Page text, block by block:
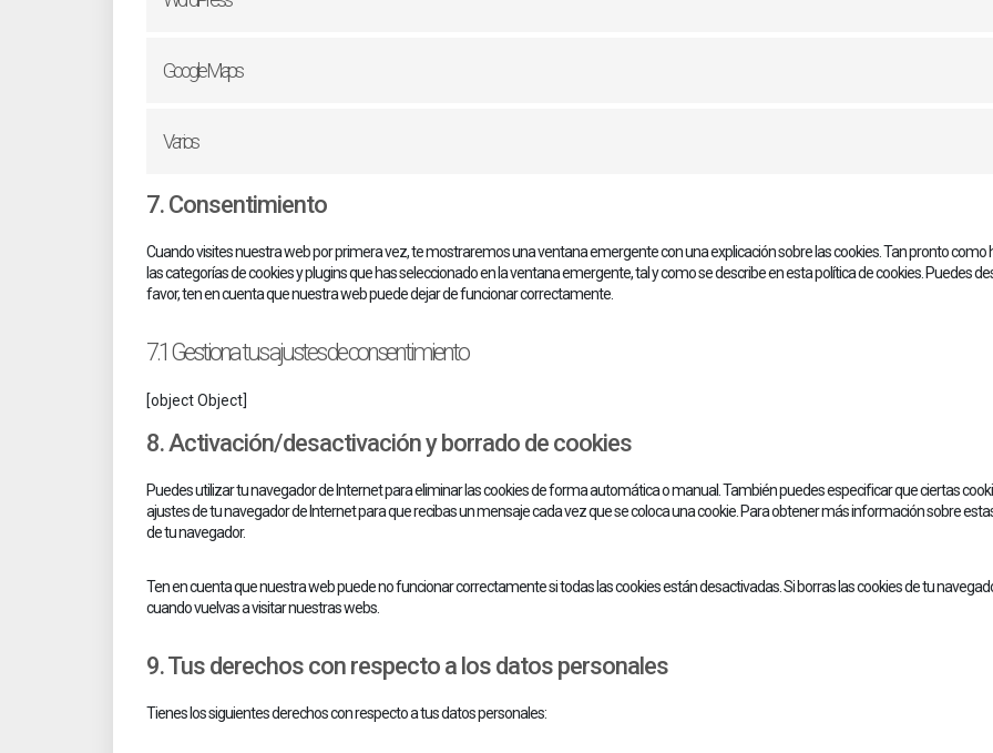
Google Maps
Varios
7. Consentimiento
Cuando visites nuestra web por primera vez, te mostraremos una ventana emergente con una explicación sobre las cookies. Tan pronto
las categorías de cookies y plugins que has seleccionado en la ventana emergente, tal y como se describe en esta política de cookies. Puedes
favor, ten en cuenta que nuestra web puede dejar de funcionar correctamente.
7.1 Gestiona tus ajustes de consentimiento
[object Object]
8. Activación/desactivación y borrado de cookies
Puedes utilizar tu navegador de Internet para eliminar las cookies de forma automática o manual. También puedes especificar que ciertas
ajustes de tu navegador de Internet para que recibas un mensaje cada vez que se coloca una cookie. Para obtener más información sobre
de tu navegador.
Ten en cuenta que nuestra web puede no funcionar correctamente si todas las cookies están desactivadas. Si borras las cookies de tu
cuando vuelvas a visitar nuestras webs.
9. Tus derechos con respecto a los datos personales
Tienes los siguientes derechos con respecto a tus datos personales: